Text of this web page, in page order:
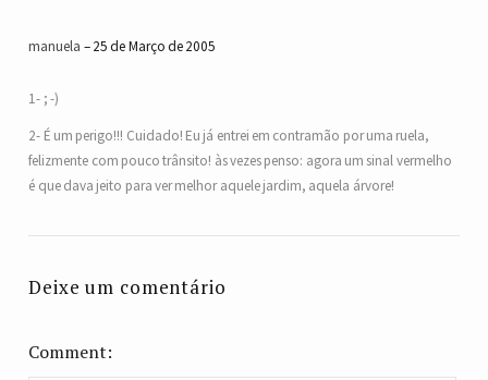
manuela 25 de Março de 2005
1- ; -)
2- É um perigo!!! Cuidado! Eu já entrei em contramão por uma ruela,
felizmente com pouco trânsito! às vezes penso: agora um sinal vermelho
é que dava jeito para ver melhor aquele jardim, aquela árvore!
Deixe um comentário
Comment